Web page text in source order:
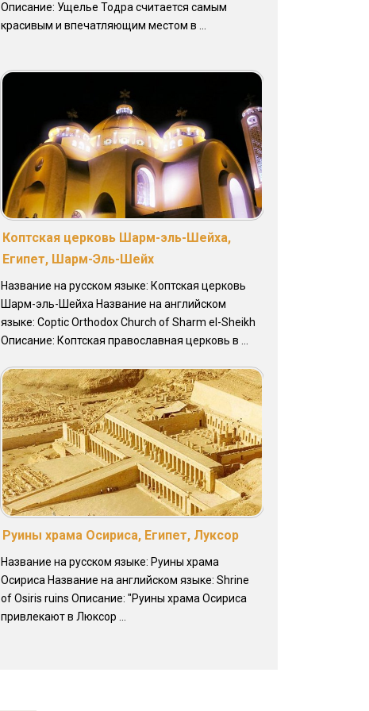
Описание: Ущелье Тодра считается самым
красивым и впечатляющим местом в ...
Коптская церковь Шарм-эль-Шейха,
Египет, Шарм-Эль-Шейх
Название на русском языке: Коптская церковь
Шарм-эль-Шейха Название на английском
языке: Coptic Orthodox Church of Sharm el-Sheikh
Описание: Коптская православная церковь в ...
Руины храма Оcириса, Египет, Луксор
Название на русском языке: Руины храма
Оcириса Название на английском языке: Shrine
of Osiris ruins Описание: "Руины храма Осириса
привлекают в Люксор ...